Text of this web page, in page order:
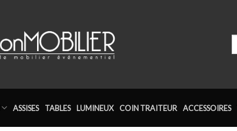
ASSISES TABLES LUMINEUX COIN TRAITEUR ACCESSOIRES